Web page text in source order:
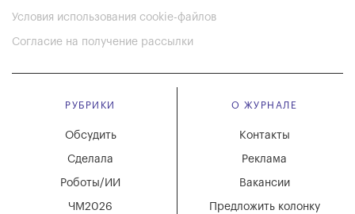
Условия использования cookie-файлов
Согласие на получение рассылки
РУБРИКИ
Обсудить
Сделала
Роботы/ИИ
ЧМ2026
О ЖУРНАЛЕ
Вакансии
Реклама
Контакты
Предложить колонку